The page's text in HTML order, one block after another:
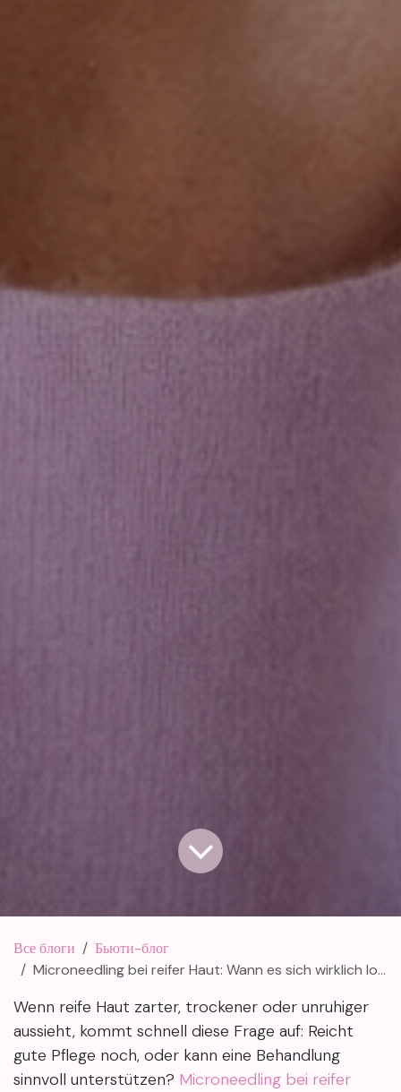
Все блоги
Бьюти-блог
Microneedling bei reifer Haut: Wann es sich wirklich lohnt
Wenn reife Haut zarter, trockener oder unruhiger
aussieht, kommt schnell diese Frage auf: Reicht
gute Pflege noch, oder kann eine Behandlung
sinnvoll unterstützen? Microneedling bei reifer